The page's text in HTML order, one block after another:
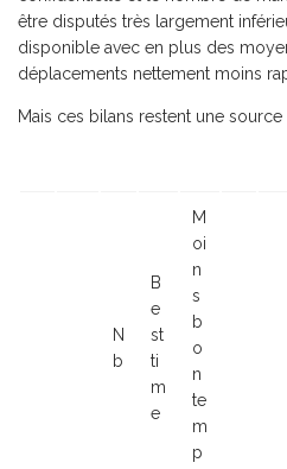
être disputés très largement
disponible avec en plus des
déplacements nettement moins
Mais ces bilans restent une source
N
b
B
e
st
ti
m
e
M
oi
n
s
b
o
n
te
m
p